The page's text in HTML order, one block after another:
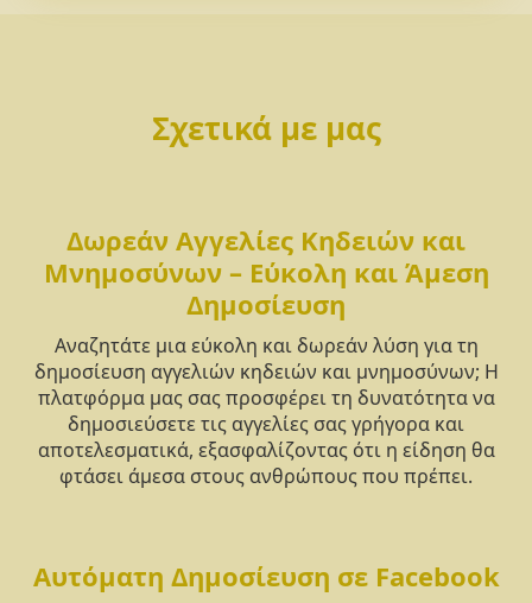
Σχετικά με μας
Δωρεάν Αγγελίες Κηδειών και
Μνημοσύνων – Εύκολη και Άμεση
Δημοσίευση
Αναζητάτε μια εύκολη και δωρεάν λύση για τη
δημοσίευση αγγελιών κηδειών και μνημοσύνων; Η
πλατφόρμα μας σας προσφέρει τη δυνατότητα να
δημοσιεύσετε τις αγγελίες σας γρήγορα και
αποτελεσματικά, εξασφαλίζοντας ότι η είδηση θα
φτάσει άμεσα στους ανθρώπους που πρέπει.
Αυτόματη Δημοσίευση σε Facebook